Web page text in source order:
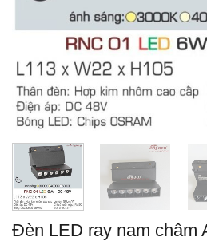
Đèn LED ray nam châm